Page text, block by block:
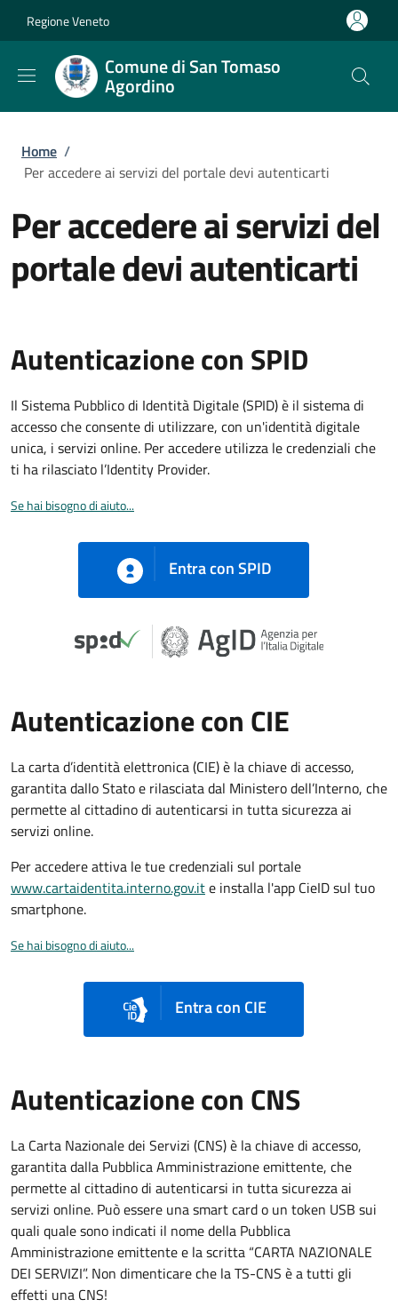
Regione Veneto
Comune di San Tomaso
Agordino
Briciole di pane
Home /
Per accedere ai servizi del portale devi autenticarti
Per accedere ai servizi del
portale devi autenticarti
Autenticazione con SPID
Il Sistema Pubblico di Identità Digitale (SPID) è il sistema di
accesso che consente di utilizzare, con un'identità digitale
unica, i servizi online. Per accedere utilizza le credenziali che
ti ha rilasciato l’Identity Provider.
Se hai bisogno di aiuto...
Entra con SPID
Autenticazione con CIE
La carta d’identità elettronica (CIE) è la chiave di accesso,
garantita dallo Stato e rilasciata dal Ministero dell’Interno, che
permette al cittadino di autenticarsi in tutta sicurezza ai
servizi online.
Per accedere attiva le tue credenziali sul portale
www.cartaidentita.interno.gov.ite installa l'app CieID sul tuo
smartphone.
Se hai bisogno di aiuto...
Entra con CIE
Autenticazione con CNS
La Carta Nazionale dei Servizi (CNS) è la chiave di accesso,
garantita dalla Pubblica Amministrazione emittente, che
permette al cittadino di autenticarsi in tutta sicurezza ai
servizi online. Può essere una smart card o un token USB sui
quali quale sono indicati il nome della Pubblica
Amministrazione emittente e la scritta “CARTA NAZIONALE
DEI SERVIZI”. Non dimenticare che la TS-CNS è a tutti gli
effetti una CNS!